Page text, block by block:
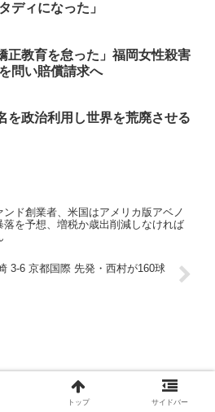
ディになった」
問い賠償請求へ
ド創業者、米国はアメリカ版アベノ
落を予想、増税か歳出削減しなければ
3-6 京都国際 先発・西村が160球
トップ サイドバー